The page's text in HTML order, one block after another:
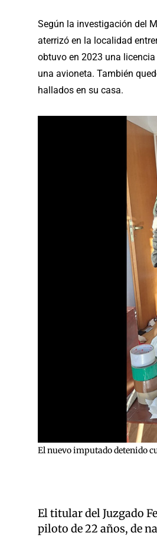
Según la investigación del
aterrizó en la localidad
obtuvo en 2023 una
una avioneta. También
hallados en su casa.
El nuevo imputado detenido
El titular del Juzgado
piloto de 22 años, de